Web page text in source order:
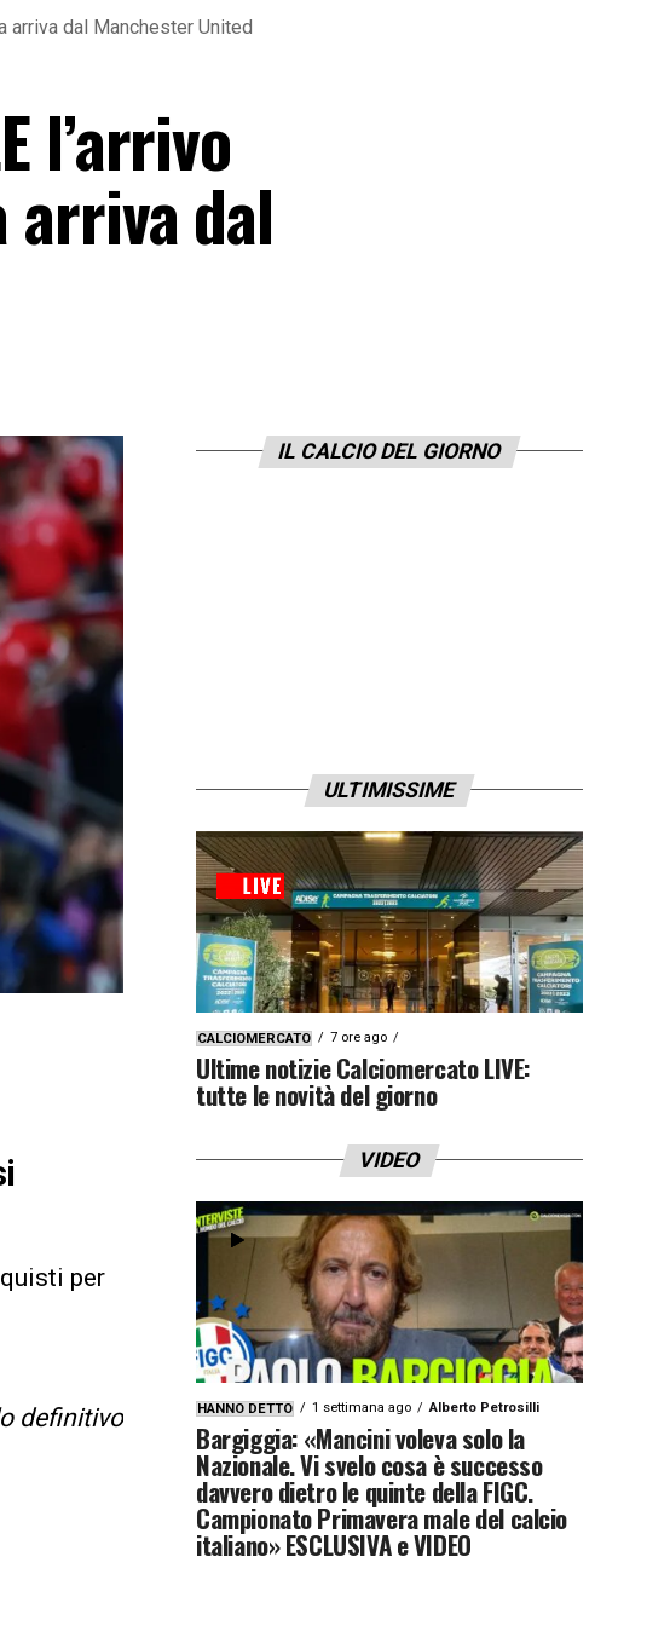
arriva dal Manchester United
l’arrivo
arriva dal
per
definitivo
IL CALCIO DEL GIORNO
ULTIMISSIME
CALCIOMERCATO 7 ore ago
Ultime notizie Calciomercato LIVE:
tutte le novità del giorno
VIDEO
HANNO DETTO 1 settimana ago Alberto Petrosilli
Bargiggia: «Mancini voleva solo la
Nazionale. Vi svelo cosa è successo
davvero dietro le quinte della FIGC.
Campionato Primavera male del calcio
italiano» ESCLUSIVA e VIDEO